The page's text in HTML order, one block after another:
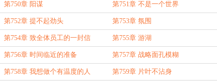
第750章 阳谋 第751章 不是一个世界
第752章 提不起劲头 第753章 氛围
第754章 致全体员工的一封信 第755章 游湖
第756章 时间临近的准备 第757章 战略面孔模糊
第758章 我想做个有温度的人 第759章 片叶不沾身